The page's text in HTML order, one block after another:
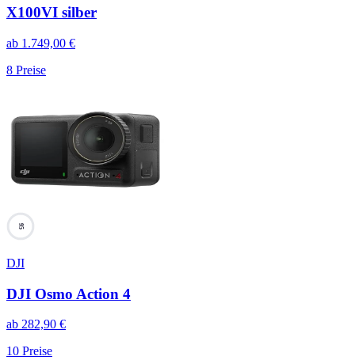
X100VI silber
ab 1.749,00 €
8 Preise
95
DJI
DJI Osmo Action 4
ab 282,90 €
10 Preise